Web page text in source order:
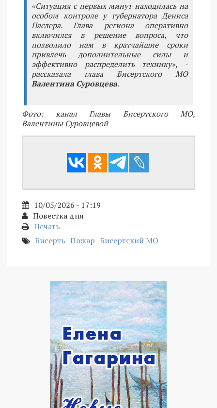
«Ситуация с первых минут находилась на
особом контроле у губернатора Дениса
Паслера. Глава региона оперативно
включился в решение вопроса, что
позволило нам в кратчайшие сроки
привлечь дополнительные силы и
эффективно распределить технику», -
рассказала глава Бисертского МО
Валентина Суровцева.
Фото: канал Главы Бисертского МО,
Валентины Суровцевой
10/05/2026 - 17:19
Повестка дня
Печать
Бисерть Пожар Бисертский МО